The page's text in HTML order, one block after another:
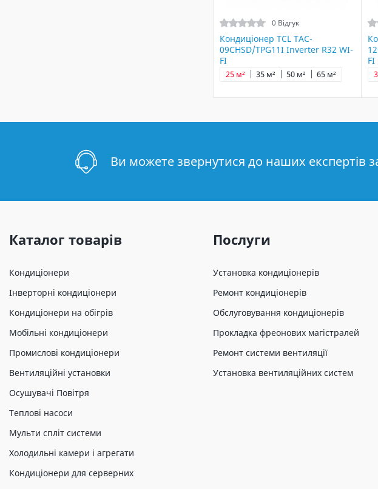
0 Відгук
Кондиціонер TCL TAC-
09CHSD/TPG11I Inverter R32 WI-
FI
25 м² 35 м² 50 м² 65 м²
FI
Ви можете звернутися до наших експертів
Каталог товарів
Кондиціонери
Інверторні кондиціонери
Кондиціонери на обігрів
Мобільні кондиціонери
Промислові кондиціонери
Вентиляційні установки
Осушувачі Повітря
Теплові насоси
Мульти спліт системи
Холодильні камери і агрегати
Кондиціонери для серверних
Послуги
Установка кондиціонерів
Ремонт кондиціонерів
Обслуговування кондиціонерів
Прокладка фреонових магістралей
Ремонт системи вентиляції
Установка вентиляційних систем